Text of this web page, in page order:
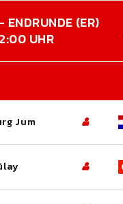
ENDRUNDE (ER)
UHR
Jum